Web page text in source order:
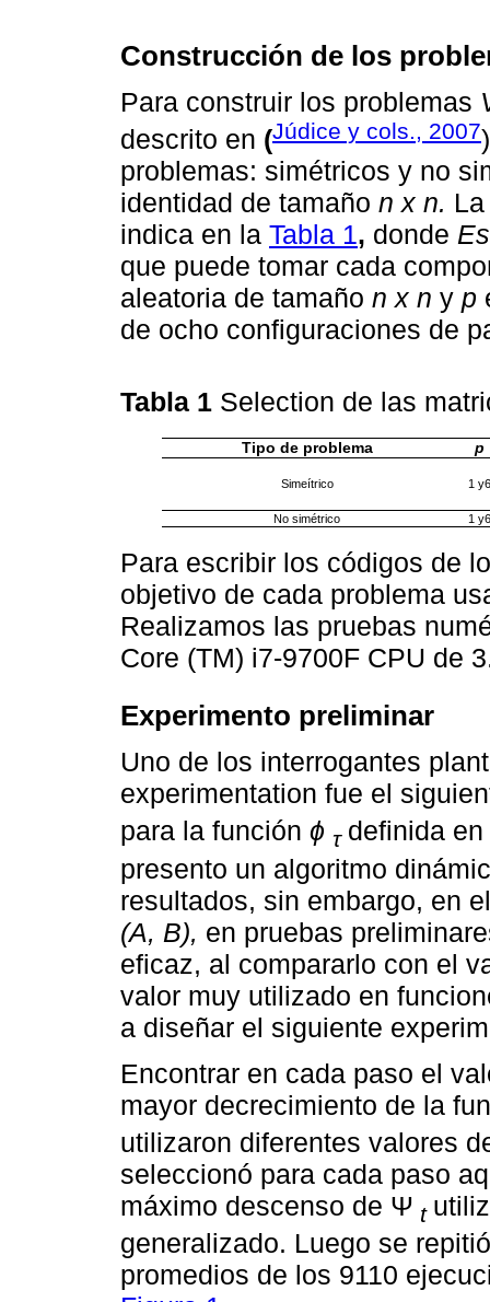
Construcción de los
Para construir los problemas
descrito en (Júdice y cols., 2007
problemas: simétricos y no
identidad de tamaño n x n.
indica en la Tabla 1, donde
que puede tomar cada
aleatoria de tamaño n x n y p
de ocho configuraciones de
Tabla 1 Selection de las
Tipo de problema p
Simeítrico 1 y6
No simétrico 1 y6
Para escribir los códigos de
objetivo de cada problema
Realizamos las pruebas
Core (TM) i7-9700F CPU de
Experimento preliminar
Uno de los interrogantes
experimentation fue el
para la función ϕ τ definida
presento un algoritmo
resultados, sin embargo, en
(A, B), en pruebas
eficaz, al compararlo con el
valor muy utilizado en
a diseñar el siguiente
Encontrar en cada paso el
mayor decrecimiento de la
utilizaron diferentes valores
seleccionó para cada paso
máximo descenso de Ψ t
generalizado. Luego se
promedios de los 9110